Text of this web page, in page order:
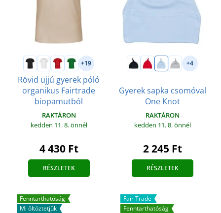
+19
Rövid ujjú gyerek póló
organikus Fairtrade
biopamutból
RAKTÁRON
kedden 11. 8.önnél
4 430 Ft
RÉSZLETEK
+4
Gyerek sapka csomóval
One Knot
RAKTÁRON
kedden 11. 8.önnél
2 245 Ft
RÉSZLETEK
Fenntarthatóság
Mi öltöztetjük
Fair Trade
Fenntarthatóság